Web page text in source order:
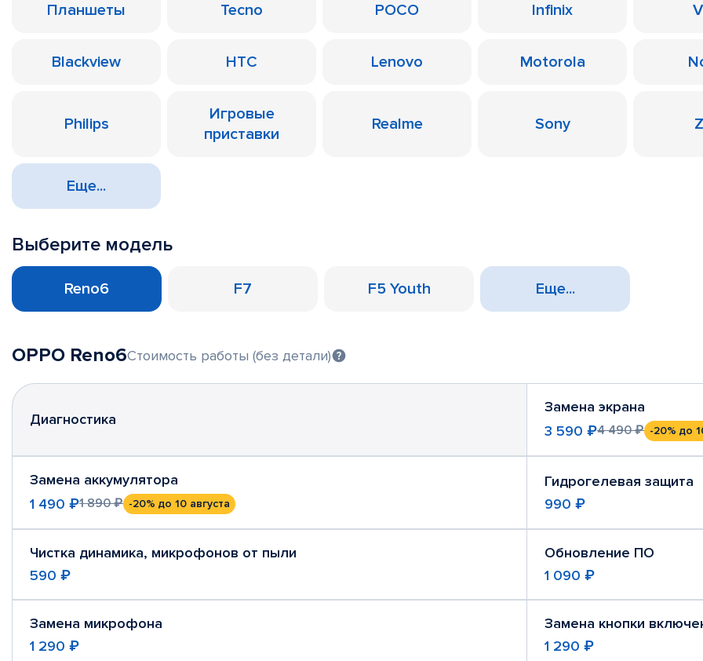
Планшеты Tecno POCO Infinix
Blackview HTC Lenovo Motorola
Philips
Игровые
приставки
Realme Sony
Еще...
Выберите модель
Reno6 F7 F5 Youth Еще...
OPPO Reno6Стоимость работы (без детали)
Диагностика
Замена экрана
3 590 ₽4 490 ₽ -20% до
Замена аккумулятора
1 490 ₽1 890 ₽ -20% до 10 августа
Гидрогелевая защита
990 ₽
Чистка динамика, микрофонов от пыли
590 ₽
Обновление ПО
1 090 ₽
Замена микрофона
1 290 ₽
Замена кнопки
1 290 ₽